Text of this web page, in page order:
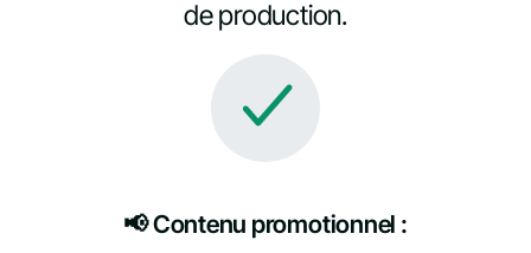
de production.
📢 Contenu promotionnel :